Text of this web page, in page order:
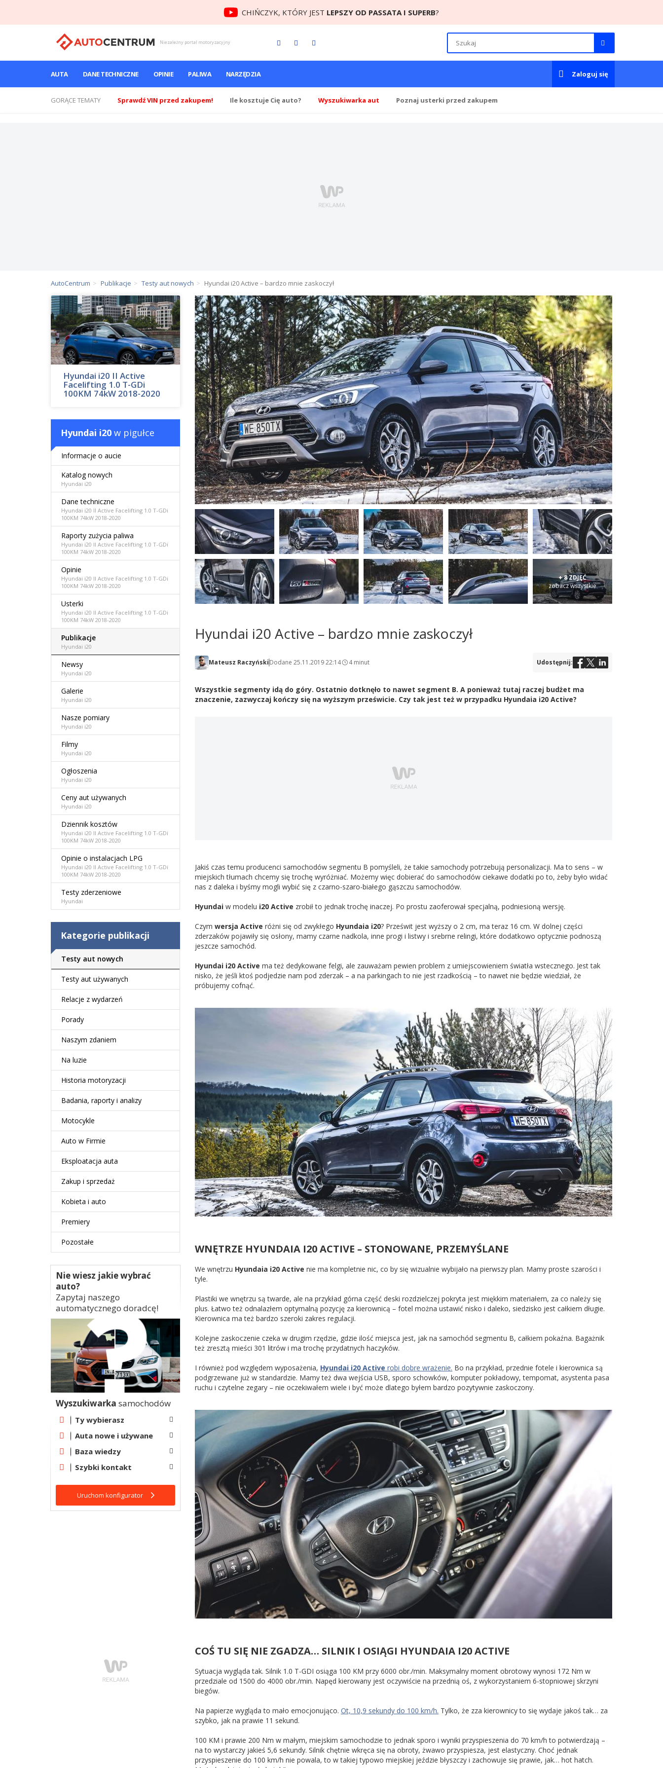
CHIŃCZYK, KTÓRY JEST LEPSZY OD PASSATA I SUPERB?
Niezależny portal motoryzacyjny
AUTA DANE TECHNICZNE OPINIE PALIWA NARZĘDZIA Zaloguj się
GORĄCE TEMATY Sprawdź VIN przed zakupem! Ile kosztuje Cię auto? Wyszukiwarka aut Poznaj usterki przed zakupem
AutoCentrum Publikacje Testy aut nowych Hyundai i20 Active – bardzo mnie zaskoczył
+ 8 ZDJĘĆ
zobacz wszystkie
Hyundai i20 Active – bardzo mnie zaskoczył
Mateusz RaczyńskiDodane 25.11.2019 22:14 4 minut Udostępnij:
Wszystkie segmenty idą do góry. Ostatnio dotknęło to nawet segment B. A ponieważ tutaj raczej budżet ma
znaczenie, zazwyczaj kończy się na wyższym prześwicie. Czy tak jest też w przypadku Hyundaia i20 Active?
Jakiś czas temu producenci samochodów segmentu B pomyśleli, że takie samochody potrzebują personalizacji. Ma to sens – w
miejskich tłumach chcemy się trochę wyróżniać. Możemy więc dobierać do samochodów ciekawe dodatki po to, żeby było widać
nas z daleka i byśmy mogli wybić się z czarno-szaro-białego gąszczu samochodów.
Hyundai w modelu i20 Active zrobił to jednak trochę inaczej. Po prostu zaoferował specjalną, podniesioną wersję.
Czym wersja Active różni się od zwykłego Hyundaia i20? Prześwit jest wyższy o 2 cm, ma teraz 16 cm. W dolnej części
zderzaków pojawiły się osłony, mamy czarne nadkola, inne progi i listwy i srebrne relingi, które dodatkowo optycznie podnoszą
jeszcze samochód.
Hyundai i20 Active ma też dedykowane felgi, ale zauważam pewien problem z umiejscowieniem światła wstecznego. Jest tak
nisko, że jeśli ktoś podjedzie nam pod zderzak – a na parkingach to nie jest rzadkością – to nawet nie będzie wiedział, że
próbujemy cofnąć.
WNĘTRZE HYUNDAIA I20 ACTIVE – STONOWANE, PRZEMYŚLANE
We wnętrzu Hyundaia i20 Active nie ma kompletnie nic, co by się wizualnie wybijało na pierwszy plan. Mamy proste szarości i
tyle.
Plastiki we wnętrzu są twarde, ale na przykład górna część deski rozdzielczej pokryta jest miękkim materiałem, za co należy się
plus. Łatwo też odnalazłem optymalną pozycję za kierownicą – fotel można ustawić nisko i daleko, siedzisko jest całkiem długie.
Kierownica ma też bardzo szeroki zakres regulacji.
Kolejne zaskoczenie czeka w drugim rzędzie, gdzie ilość miejsca jest, jak na samochód segmentu B, całkiem pokaźna. Bagażnik
też zresztą mieści 301 litrów i ma trochę przydatnych haczyków.
I również pod względem wyposażenia, Hyundai i20 Active robi dobre wrażenie. Bo na przykład, przednie fotele i kierownica są
podgrzewane już w standardzie. Mamy też dwa wejścia USB, sporo schowków, komputer pokładowy, tempomat, asystenta pasa
ruchu i czytelne zegary – nie oczekiwałem wiele i być może dlatego byłem bardzo pozytywnie zaskoczony.
COŚ TU SIĘ NIE ZGADZA… SILNIK I OSIĄGI HYUNDAIA I20 ACTIVE
Sytuacja wygląda tak. Silnik 1.0 T-GDI osiąga 100 KM przy 6000 obr./min. Maksymalny moment obrotowy wynosi 172 Nm w
przedziale od 1500 do 4000 obr./min. Napęd kierowany jest oczywiście na przednią oś, z wykorzystaniem 6-stopniowej skrzyni
biegów.
Na papierze wygląda to mało emocjonująco. Ot, 10,9 sekundy do 100 km/h. Tylko, że zza kierownicy to się wydaje jakoś tak… za
szybko, jak na prawie 11 sekund.
100 KM i prawie 200 Nm w małym, miejskim samochodzie to jednak sporo i wyniki przyspieszenia do 70 km/h to potwierdzają –
na to wystarczy jakieś 5,6 sekundy. Silnik chętnie wkręca się na obroty, żwawo przyspiesza, jest elastyczny. Choć jednak
przyspieszenie do 100 km/h nie powala, to w takiej typowo miejskiej jeździe błyszczy i zachowuje się prawie, jak… hot hatch.
Hyundai i20 II Active
Facelifting 1.0 T-GDi
100KM 74kW 2018-2020
Hyundai i20 w pigułce
Informacje o aucie
Katalog nowych
Hyundai i20
Dane techniczne
Hyundai i20 II Active Facelifting 1.0 T-GDi
100KM 74kW 2018-2020
Raporty zużycia paliwa
Hyundai i20 II Active Facelifting 1.0 T-GDi
100KM 74kW 2018-2020
Opinie
Hyundai i20 II Active Facelifting 1.0 T-GDi
100KM 74kW 2018-2020
Usterki
Hyundai i20 II Active Facelifting 1.0 T-GDi
100KM 74kW 2018-2020
Publikacje
Hyundai i20
Newsy
Hyundai i20
Galerie
Hyundai i20
Nasze pomiary
Hyundai i20
Filmy
Hyundai i20
Ogłoszenia
Hyundai i20
Ceny aut używanych
Hyundai i20
Dziennik kosztów
Hyundai i20 II Active Facelifting 1.0 T-GDi
100KM 74kW 2018-2020
Opinie o instalacjach LPG
Hyundai i20 II Active Facelifting 1.0 T-GDi
100KM 74kW 2018-2020
Testy zderzeniowe
Hyundai
Kategorie publikacji
Testy aut nowych
Testy aut używanych
Relacje z wydarzeń
Porady
Naszym zdaniem
Na luzie
Historia motoryzacji
Badania, raporty i analizy
Motocykle
Auto w Firmie
Eksploatacja auta
Zakup i sprzedaż
Kobieta i auto
Premiery
Pozostałe
Nie wiesz jakie wybrać
auto?
Zapytaj naszego
automatycznego doradcę!
Wyszukiwarka samochodów
Ty wybierasz
Auta nowe i używane
Baza wiedzy
Szybki kontakt
Uruchom konfigurator